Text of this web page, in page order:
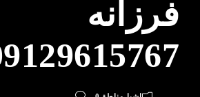
فرزانه